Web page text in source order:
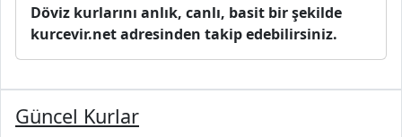
Döviz kurlarını anlık, canlı, basit bir şekilde
kurcevir.net adresinden takip edebilirsiniz.
Güncel Kurlar